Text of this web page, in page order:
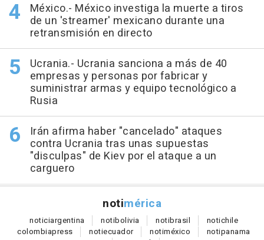
México.- México investiga la muerte a tiros
de un 'streamer' mexicano durante una
retransmisión en directo
Ucrania.- Ucrania sanciona a más de 40
empresas y personas por fabricar y
suministrar armas y equipo tecnológico a
Rusia
Irán afirma haber "cancelado" ataques
contra Ucrania tras unas supuestas
"disculpas" de Kiev por el ataque a un
carguero
notimérica
noticiargentina notibolivia notibrasil notichile
colombiapress notiecuador notiméxico notipanama